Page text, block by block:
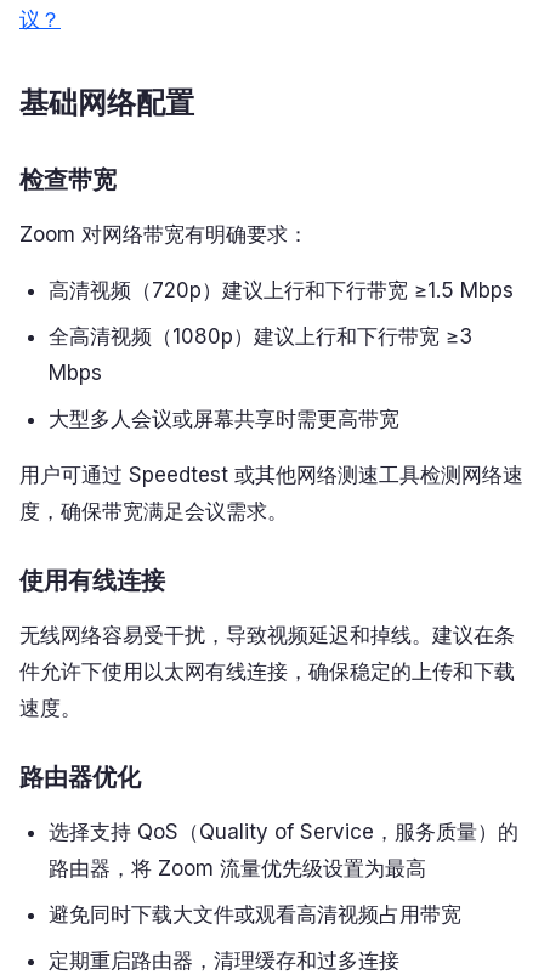
议？
基础网络配置
检查带宽
Zoom 对网络带宽有明确要求：
高清视频（720p）建议上行和下行带宽 ≥1.5 Mbps
全高清视频（1080p）建议上行和下行带宽 ≥3
Mbps
大型多人会议或屏幕共享时需更高带宽
用户可通过 Speedtest 或其他网络测速工具检测网络速
度，确保带宽满足会议需求。
使用有线连接
无线网络容易受干扰，导致视频延迟和掉线。建议在条
件允许下使用以太网有线连接，确保稳定的上传和下载
速度。
路由器优化
选择支持 QoS（Quality of Service，服务质量）的
路由器，将 Zoom 流量优先级设置为最高
避免同时下载大文件或观看高清视频占用带宽
定期重启路由器，清理缓存和过多连接